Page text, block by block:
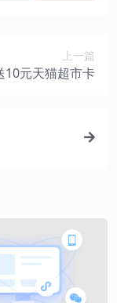
上一篇
10元天猫超市卡